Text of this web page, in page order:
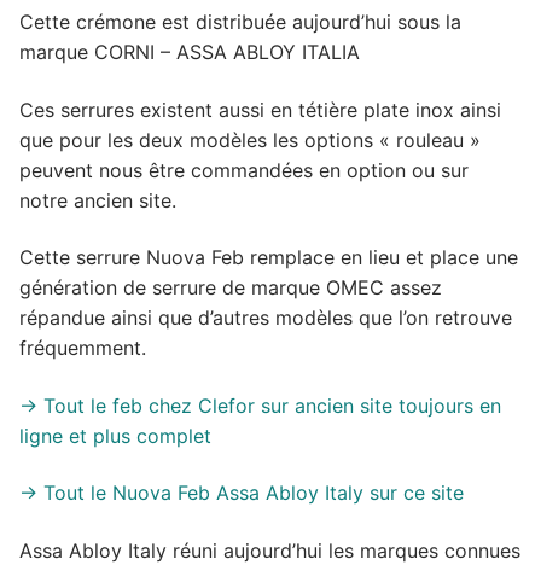
Cette crémone est distribuée aujourd’hui sous la
marque CORNI – ASSA ABLOY ITALIA
Ces serrures existent aussi en tétière plate inox ainsi
que pour les deux modèles les options « rouleau »
peuvent nous être commandées en option ou sur
notre ancien site.
Cette serrure Nuova Feb remplace en lieu et place une
génération de serrure de marque OMEC assez
répandue ainsi que d’autres modèles que l’on retrouve
fréquemment.
-> Tout le feb chez Clefor sur ancien site toujours en
ligne et plus complet
-> Tout le Nuova Feb Assa Abloy Italy sur ce site
Assa Abloy Italy réuni aujourd’hui les marques connues